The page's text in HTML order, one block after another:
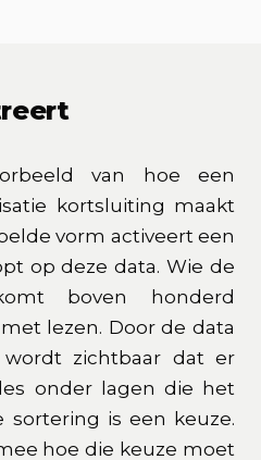
van hoe een
kortsluiting maakt
vorm activeert een
op deze data. Wie de
boven honderd
lezen. Door de data
zichtbaar dat er
onder lagen die het
sortering is een keuze.
hoe die keuze moet